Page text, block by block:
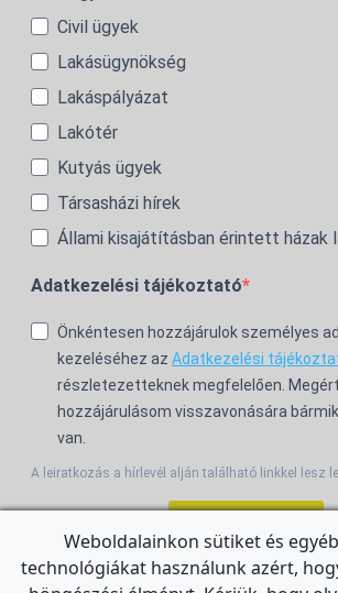
Civil ügyek
Lakásügynökség
Lakáspályázat
Lakótér
Kutyás ügyek
Társasházi hírek
Állami kisajátításban érintett házak
Adatkezelési tájékoztató
Önkéntesen hozzájárulok személyes
kezeléséhez az Adatkezelési
részletezetteknek megfelelően.
hozzájárulásom visszavonására
van.
A leiratkozás a hírlevél alján található linkkel lesz
For the English Newsletter, clickHERE.
Weboldalainkon sütiket és
technológiákat használunk azért,